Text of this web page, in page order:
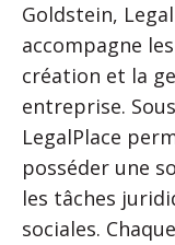
Goldstein,
accompagne
création et la
entreprise.
LegalPlace
posséder une
les tâches
sociales.